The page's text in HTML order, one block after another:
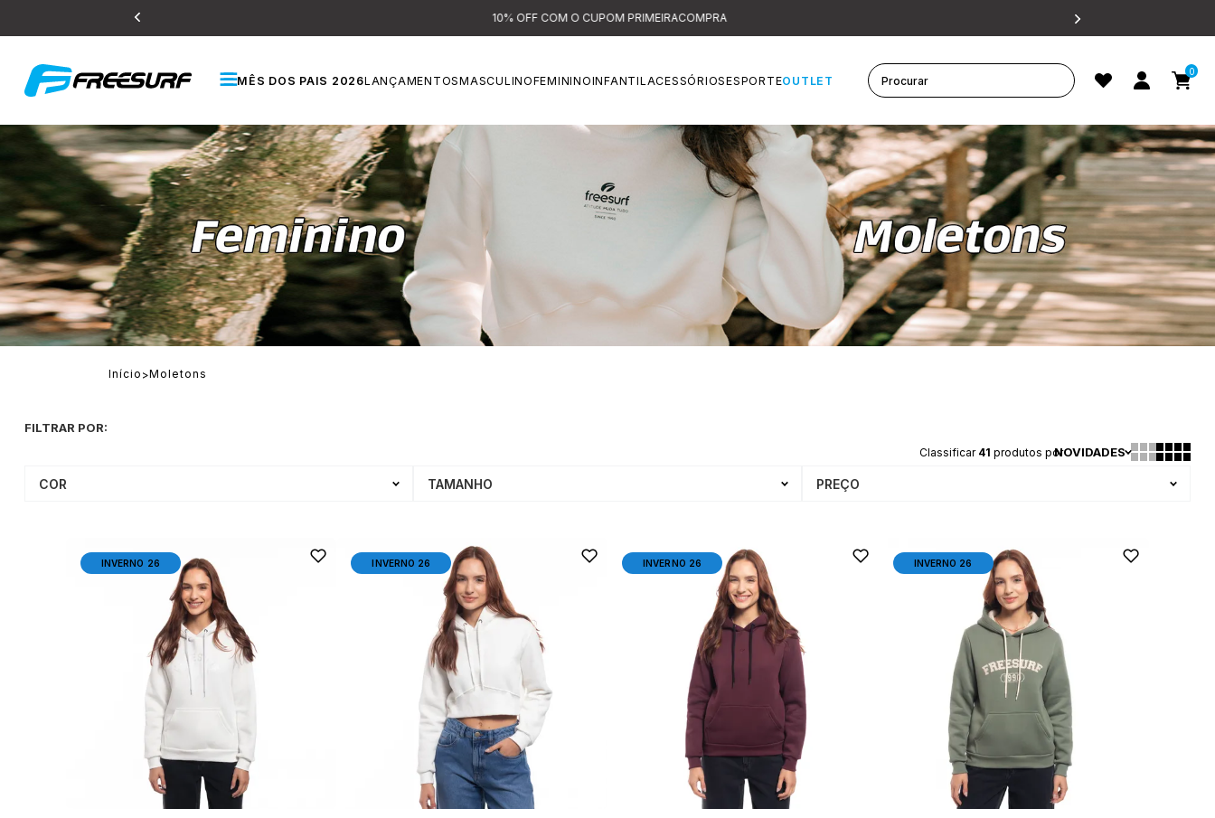
10% OFF COM O CUPOM PRIMEIRACOMPRA
MÊS DOS PAIS 2026LANÇAMENTOSMASCULINOFEMININOINFANTIL ACESSÓRIOSESPORTEOUTLET
0
MOLETONS
Início Moletons
Classificar 41 produtos porNOVIDADES
COR TAMANHO PREÇO
INVERNO 26 INVERNO 26 INVERNO 26 INVERNO 26